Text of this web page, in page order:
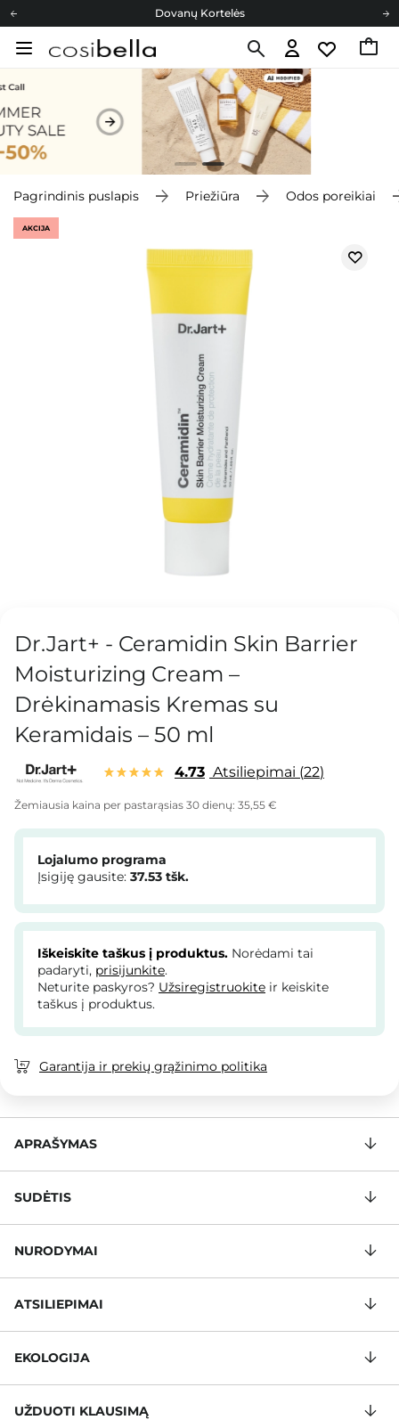
Dovanų Kortelės
Cosibella lojalumo programa
Dovanų Kortelės
Pagrindinis puslapis Priežiūra Odos poreikiai
AKCIJA
Dr.Jart+ - Ceramidin Skin Barrier
Moisturizing Cream –
Drėkinamasis Kremas su
Keramidais – 50 ml
4.73 Atsiliepimai 22
Žemiausia kaina per pastarąsias 30 dienų: 35,55 €
Lojalumo programa
Įsigiję gausite: 37.53 tšk.
Iškeiskite taškus į produktus. Norėdami tai
padaryti, prisijunkite.
Neturite paskyros? Užsiregistruokite ir keiskite
taškus į produktus.
Garantija ir prekių grąžinimo politika
APRAŠYMAS
SUDĖTIS
NURODYMAI
ATSILIEPIMAI
EKOLOGIJA
UŽDUOTI KLAUSIMĄ